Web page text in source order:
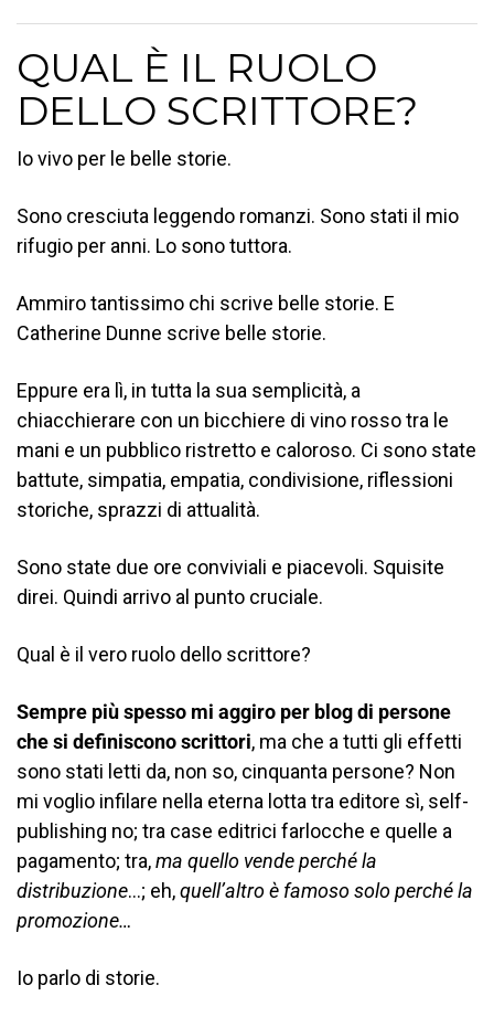
QUAL È IL RUOLO
DELLO SCRITTORE?
Io vivo per le belle storie.
Sono cresciuta leggendo romanzi. Sono stati il mio
rifugio per anni. Lo sono tuttora.
Ammiro tantissimo chi scrive belle storie. E
Catherine Dunne scrive belle storie.
Eppure era lì, in tutta la sua semplicità, a
chiacchierare con un bicchiere di vino rosso tra le
mani e un pubblico ristretto e caloroso. Ci sono state
battute, simpatia, empatia, condivisione, riflessioni
storiche, sprazzi di attualità.
Sono state due ore conviviali e piacevoli. Squisite
direi. Quindi arrivo al punto cruciale.
Qual è il vero ruolo dello scrittore?
Sempre più spesso mi aggiro per blog di persone
che si definiscono scrittori, ma che a tutti gli effetti
sono stati letti da, non so, cinquanta persone? Non
mi voglio infilare nella eterna lotta tra editore sì, self-
publishing no; tra case editrici farlocche e quelle a
pagamento; tra,ma quello vende perché la
distribuzione…; eh,quell’altro è famoso solo perché la
promozione…
Io parlo di storie.